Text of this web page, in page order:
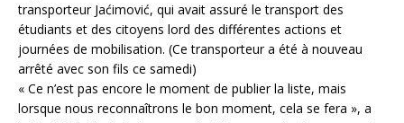
transporteur Jaćimović, qui avait assuré le transport des
étudiants et des citoyens lord des différentes actions et
journées de mobilisation. (Ce transporteur a été à nouveau
arrêté avec son fils ce samedi)
« Ce n’est pas encore le moment de publier la liste, mais
lorsque nous reconnaîtrons le bon moment, cela se fera », a